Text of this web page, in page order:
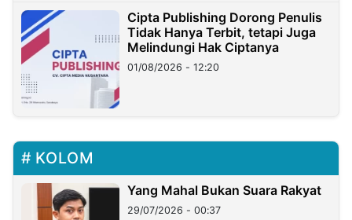
Cipta Publishing Dorong Penulis
Tidak Hanya Terbit, tetapi Juga
Melindungi Hak Ciptanya
01/08/2026 - 12:20
KOLOM
Yang Mahal Bukan Suara Rakyat
29/07/2026 - 00:37